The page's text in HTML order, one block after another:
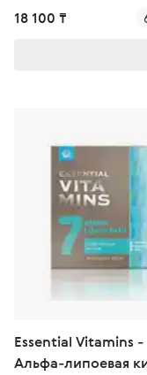
18 100 ₸
Essential Vitamins -
Альфа-липоевая